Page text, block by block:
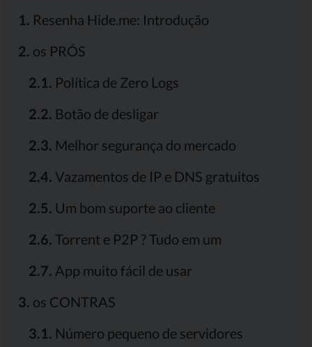
1. Resenha Hide.me: Introdução
2. os PRÓS
2.1. Política de Zero Logs
2.2. Botão de desligar
2.3. Melhor segurança do mercado
2.4. Vazamentos de IP e DNS gratuitos
2.5. Um bom suporte ao cliente
2.6. Torrent e P2P ? Tudo em um
2.7. App muito fácil de usar
3. os CONTRAS
3.1. Número pequeno de servidores